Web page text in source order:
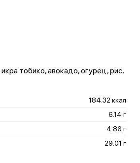
тобико, авокадо, огурец, рис,
184.32 ккал
6.14 г
4.86 г
29.01 г